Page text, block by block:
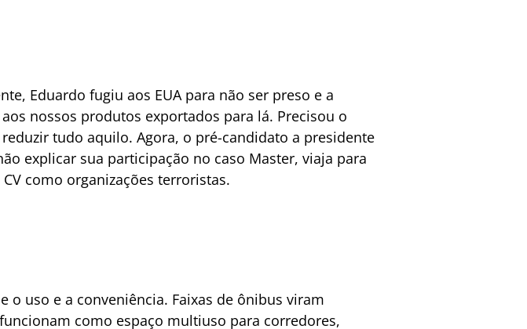
Eduardo fugiu aos EUA para não ser preso e a
nossos produtos exportados para lá. Precisou o
tudo aquilo. Agora, o pré-candidato a presidente
explicar sua participação no caso Master, viaja para
como organizações terroristas.
o uso e a conveniência. Faixas de ônibus viram
como espaço multiuso para corredores,